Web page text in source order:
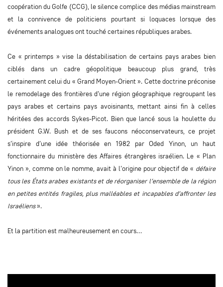
coopération du Golfe (CCG), le silence complice des médias mainstream
et la connivence de politiciens pourtant si loquaces lorsque des
événements analogues ont touché certaines républiques arabes.
Ce « printemps » vise la déstabilisation de certains pays arabes bien
ciblés dans un cadre géopolitique beaucoup plus grand, très
certainement celui du « Grand Moyen-Orient ». Cette doctrine préconise
le remodelage des frontières d’une région géographique regroupant les
pays arabes et certains pays avoisinants, mettant ainsi fin à celles
héritées des accords Sykes-Picot. Bien que lancé sous la houlette du
président G.W. Bush et de ses faucons néoconservateurs, ce projet
s’inspire d’une idée théorisée en 1982 par Oded Yinon, un haut
fonctionnaire du ministère des Affaires étrangères israélien. Le « Plan
Yinon », comme on le nomme, avait à l’origine pour objectif de « défaire
tous les États arabes existants et de réorganiser l’ensemble de la région
en petites entités fragiles, plus malléables et incapables d’affronter les
Israéliens».
Et la partition est malheureusement en cours…